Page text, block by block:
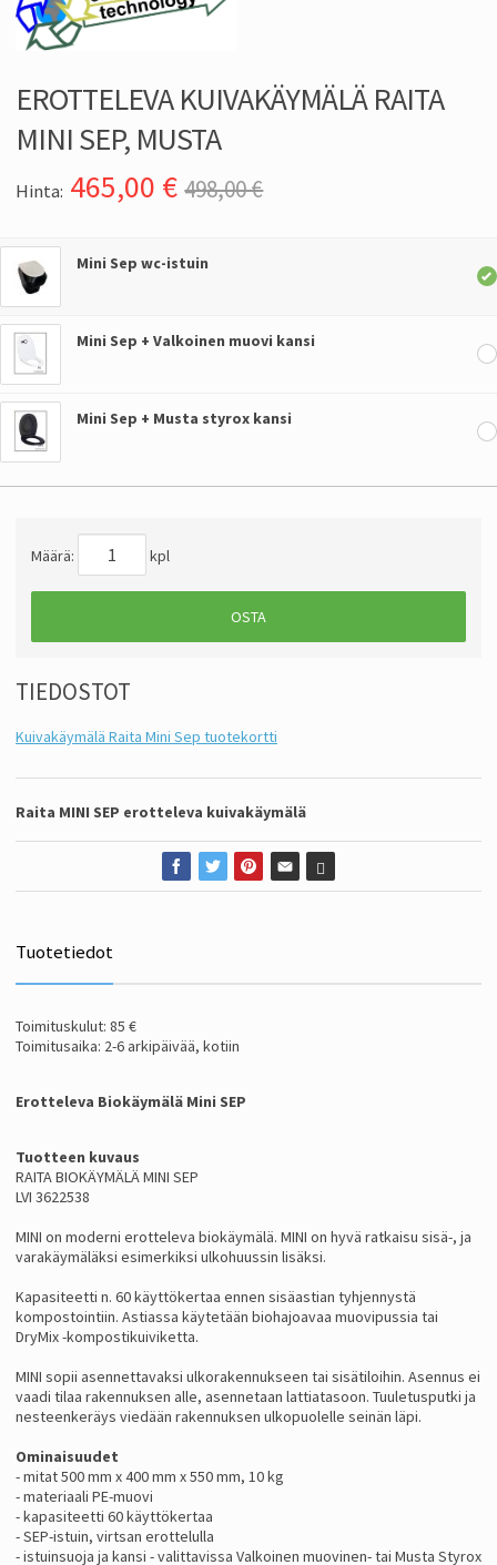
EROTTELEVA KUIVAKÄYMÄLÄ RAITA
MINI SEP, MUSTA
Hinta: 465,00 € 498,00 €
Mini Sep wc-istuin
Mini Sep + Valkoinen muovi kansi
Mini Sep + Musta styrox kansi
Määrä: kpl
OSTA
TIEDOSTOT
Kuivakäymälä Raita Mini Sep tuotekortti
Raita MINI SEP erotteleva kuivakäymälä
Tuotetiedot
Toimituskulut: 85 €
Toimitusaika: 2-6 arkipäivää, kotiin
Erotteleva Biokäymälä Mini SEP
Tuotteen kuvaus
RAITA BIOKÄYMÄLÄ MINI SEP
LVI 3622538
MINI on moderni erotteleva biokäymälä. MINI on hyvä ratkaisu sisä-, ja
varakäymäläksi esimerkiksi ulkohuussin lisäksi.
Kapasiteetti n. 60 käyttökertaa ennen sisäastian tyhjennystä
kompostointiin. Astiassa käytetään biohajoavaa muovipussia tai
DryMix -kompostikuiviketta.
MINI sopii asennettavaksi ulkorakennukseen tai sisätiloihin. Asennus ei
vaadi tilaa rakennuksen alle, asennetaan lattiatasoon. Tuuletusputki ja
nesteenkeräys viedään rakennuksen ulkopuolelle seinän läpi.
Ominaisuudet
- mitat 500 mm x 400 mm x 550 mm, 10 kg
- materiaali PE-muovi
- kapasiteetti 60 käyttökertaa
- SEP-istuin, virtsan erottelulla
- istuinsuoja ja kansi - valittavissa Valkoinen muovinen- tai Musta Styrox